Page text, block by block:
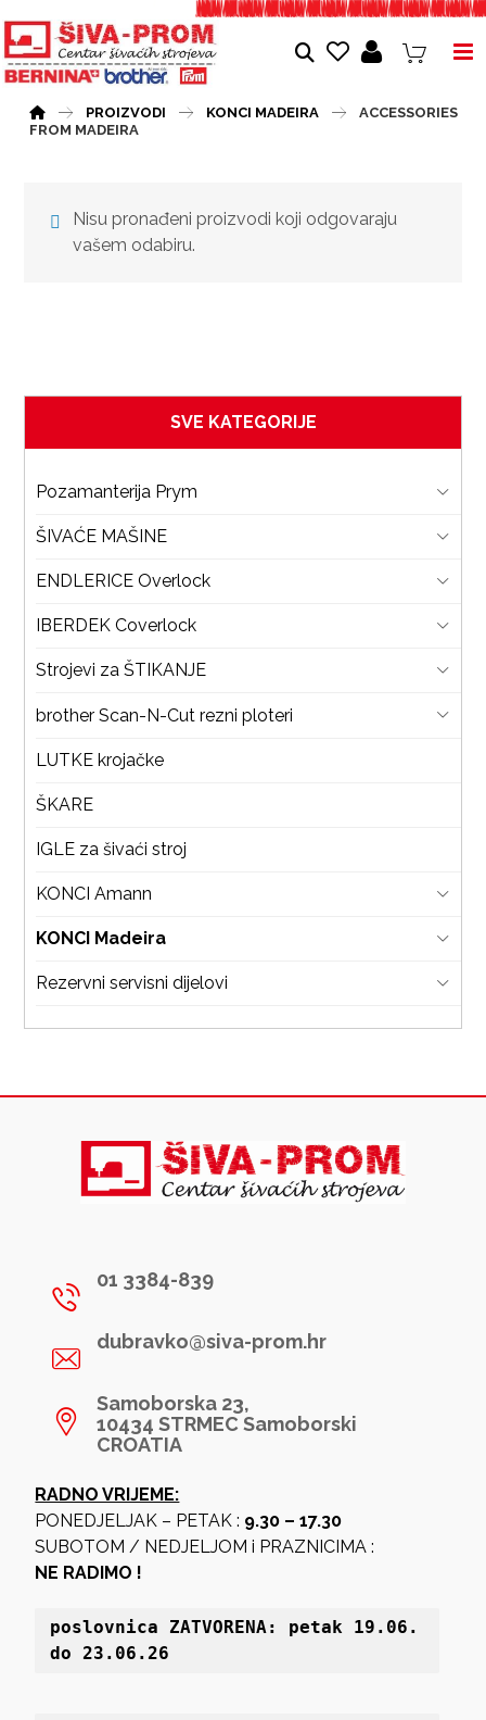
PROIZVODI KONCI MADEIRA
ACCESSORIES
FROM MADEIRA
Nisu pronađeni proizvodi koji odgovaraju
vašem odabiru.
SVE KATEGORIJE
Pozamanterija Prym
ŠIVAĆE MAŠINE
ENDLERICE Overlock
IBERDEK Coverlock
Strojevi za ŠTIKANJE
brother Scan-N-Cut rezni ploteri
LUTKE krojačke
ŠKARE
IGLE za šivaći stroj
KONCI Amann
KONCI Madeira
Rezervni servisni dijelovi
01 3384-839
dubravko@siva-prom.hr
Samoborska 23,
10434 STRMEC Samoborski
CROATIA
RADNO VRIJEME:
PONEDJELJAK – PETAK : 9.30 – 17.30
SUBOTOM / NEDJELJOM i PRAZNICIMA :
NE RADIMO !
poslovnica ZATVORENA: petak 19 .06.
do 23.06.26